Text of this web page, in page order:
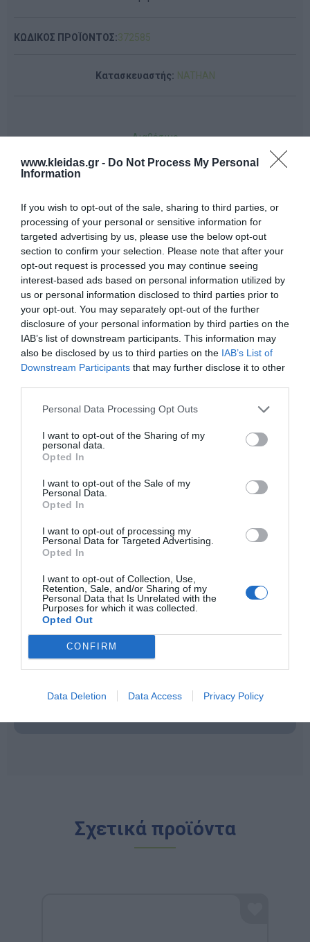
www.kleidas.gr - Do Not Process My Personal
Information
If you wish to opt-out of the sale, sharing to third parties, or
processing of your personal or sensitive information for
targeted advertising by us, please use the below opt-out
section to confirm your selection. Please note that after your
opt-out request is processed you may continue seeing
interest-based ads based on personal information utilized by
us or personal information disclosed to third parties prior to
your opt-out. You may separately opt-out of the further
disclosure of your personal information by third parties on the
IAB’s list of downstream participants. This information may
also be disclosed by us to third parties on the IAB’s List of
Downstream Participants that may further disclose it to other
Personal Data Processing Opt Outs
I want to opt-out of the Sharing of my
personal data.
Opted In
I want to opt-out of the Sale of my
Personal Data.
Opted In
I want to opt-out of processing my
Personal Data for Targeted Advertising.
Opted In
I want to opt-out of Collection, Use,
Retention, Sale, and/or Sharing of my
Personal Data that Is Unrelated with the
Purposes for which it was collected.
Opted Out
CONFIRM
Data Deletion Data Access Privacy Policy
ΚΩΔΙΚΟΣ ΠΡΟΪΟΝΤΟΣ:372585
Κατασκευαστής: NATHAN
Διαθέσιμο
370,00 €
- +
Προδιαγραφές προϊόντων
Επικοινωνία
Nathan είναι ένας διεθνής ηγέτης στον σχεδιασμό
εξοπλισμού. Η γκάμα της περιλαμβάνει από
εξειδικευμένο υλικό ψυχοκινητικής έως μικροέπιπλα
για συμβολικό παιχνίδι, όλα κατασκευασμένα για να
αντέχουν στη σκληρή χρήση σε σχολικά
περιβάλλοντα. Κάθε προϊόν συμμορφώνεται αυστηρά
με τα ευρωπαϊκά πρότυπα ασφαλείας και τις
περιβαλλοντικές προδιαγραφές (βιώσιμη υλοτομία,
εγγυάται αξιοπιστία, παιδαγωγική αρτιότητα και μια
ισχυρή "πράσινη" ταυτότητα που εκτιμάται από
Σχετικά προϊόντα